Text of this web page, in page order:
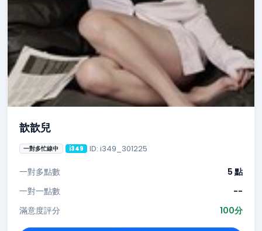
歆歆兒
一對多忙線中 i349 ID: i349_301225
一對多點數
5 點
一對一點數
--
滿意度評分
100分